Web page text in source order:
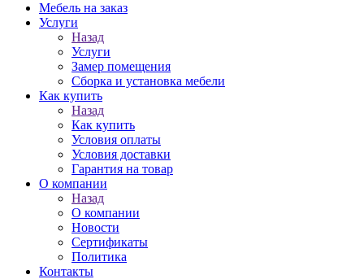
Мебель на заказ
Услуги
Назад
Услуги
Замер помещения
Сборка и установка мебели
Как купить
Назад
Как купить
Условия оплаты
Условия доставки
Гарантия на товар
О компании
Назад
О компании
Новости
Сертификаты
Политика
Контакты